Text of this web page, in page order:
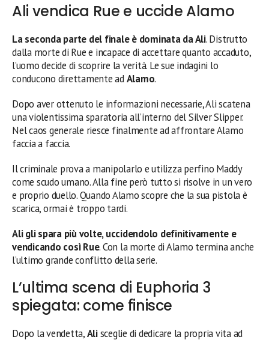
Ali vendica Rue e uccide Alamo
La seconda parte del finale è dominata da Ali. Distrutto
dalla morte di Rue e incapace di accettare quanto accaduto,
l’uomo decide di scoprire la verità. Le sue indagini lo
conducono direttamente adAlamo.
Dopo aver ottenuto le informazioni necessarie, Ali scatena
una violentissima sparatoria all’interno del Silver Slipper.
Nel caos generale riesce finalmente ad affrontare Alamo
faccia a faccia.
Il criminale prova a manipolarlo e utilizza perfino Maddy
come scudo umano. Alla fine però tutto si risolve in un vero
e proprio duello. Quando Alamo scopre che la sua pistola è
scarica, ormai è troppo tardi.
Ali gli spara più volte, uccidendolo definitivamente e
vendicando così Rue. Con la morte di Alamo termina anche
l’ultimo grande conflitto della serie.
L’ultima scena di Euphoria 3
spiegata: come finisce
Dopo la vendetta,Alisceglie di dedicare la propria vita ad